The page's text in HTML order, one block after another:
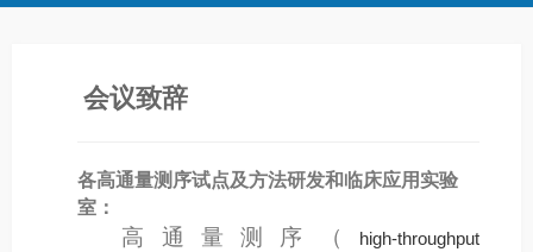
会议致辞
各高通量测序试点及方法研发和临床应用实验
室：
高通量测序 （
high-throughput